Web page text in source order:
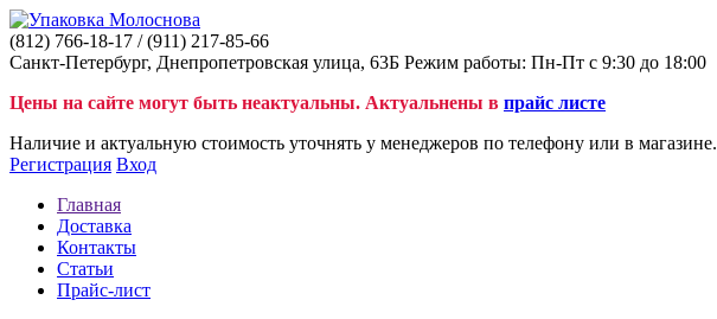
(812) 766-18-17 / (911) 217-85-66
Санкт-Петербург, Днепропетровская улица, 63Б Режим работы: Пн-Пт с 9:30 до 18:00
Цены на сайте могут быть неактуальны. Актуальнены в прайс листе
Наличие и актуальную стоимость уточнять у менеджеров по телефону или в магазине.
Регистрация Вход
Главная
Доставка
Контакты
Статьи
Прайс-лист